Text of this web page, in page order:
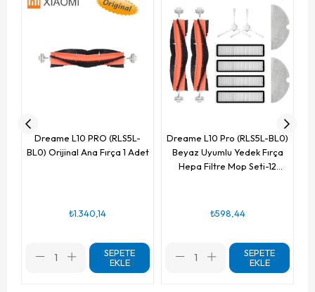
Dreame L10 PRO (RLS5L-
BL0) Orijinal Ana Fırça 1 Adet
₺1.340,14
SEPETE
EKLE
Dreame L10 Pro (RLS5L-BL0)
Beyaz Uyumlu Yedek Fırça
Hepa Filtre Mop Seti-12
₺598,44
SEPETE
EKLE